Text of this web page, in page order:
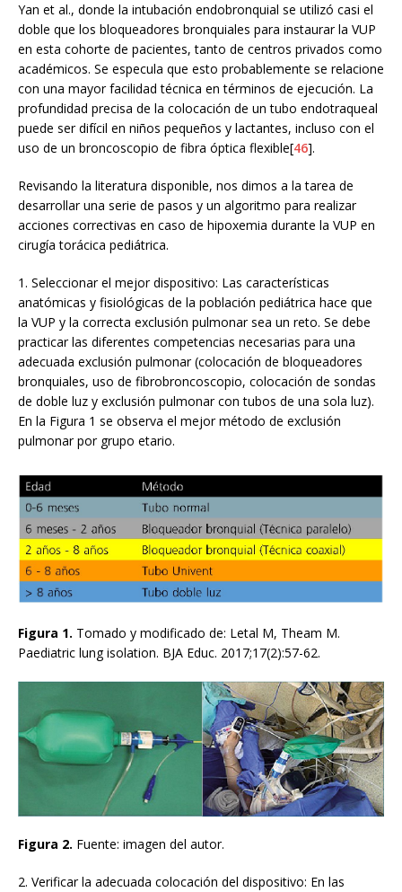
Yan et al., donde la intubación endobronquial se utilizó casi el
doble que los bloqueadores bronquiales para instaurar la VUP
en esta cohorte de pacientes, tanto de centros privados como
académicos. Se especula que esto probablemente se relacione
con una mayor facilidad técnica en términos de ejecución. La
profundidad precisa de la colocación de un tubo endotraqueal
puede ser difícil en niños pequeños y lactantes, incluso con el
uso de un broncoscopio de fibra óptica flexible[46].
Revisando la literatura disponible, nos dimos a la tarea de
desarrollar una serie de pasos y un algoritmo para realizar
acciones correctivas en caso de hipoxemia durante la VUP en
cirugía torácica pediátrica.
1. Seleccionar el mejor dispositivo: Las características
anatómicas y fisiológicas de la población pediátrica hace que
la VUP y la correcta exclusión pulmonar sea un reto. Se debe
practicar las diferentes competencias necesarias para una
adecuada exclusión pulmonar (colocación de bloqueadores
bronquiales, uso de fibrobroncoscopio, colocación de sondas
de doble luz y exclusión pulmonar con tubos de una sola luz).
En la Figura 1 se observa el mejor método de exclusión
pulmonar por grupo etario.
Figura 1. Tomado y modificado de: Letal M, Theam M.
Paediatric lung isolation. BJA Educ. 2017;17(2):57-62.
Figura 2. Fuente: imagen del autor.
2. Verificar la adecuada colocación del dispositivo: En las